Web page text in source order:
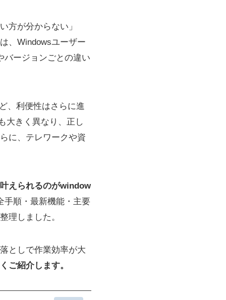
方が分からない」
、Windowsユーザー
バージョンごとの違い
、利便性はさらに進
大きく異なり、正し
に、テレワークや資
えられるのがwindow
手順・最新機能・主要
理しました。
としで作業効率が大
ご紹介します。